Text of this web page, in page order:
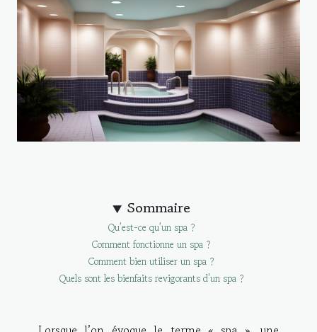
Sommaire
Qu’est-ce qu’un spa ?
Comment fonctionne un spa ?
Comment bien utiliser un spa ?
Quels sont les bienfaits revigorants d'un spa ?